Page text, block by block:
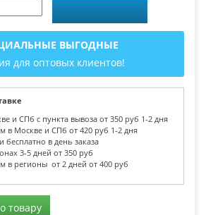
ВЫГОДНЫЕ
для оптовых клиентов!
и СПб с пункта вывоза от 350 руб 1-2 дня
в Москве и СПб от 420 руб 1-2 дня
бесплатно в день заказа
3-5 дней от 350 руб
в регионы от 2 дней от 400 руб
товару